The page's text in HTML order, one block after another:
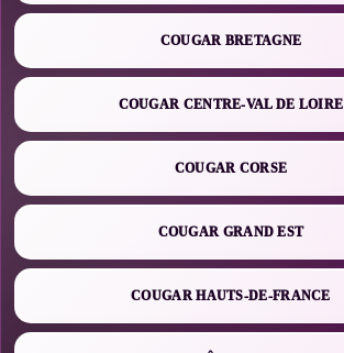
COUGAR BRETAGNE
COUGAR CENTRE-VAL DE LOIRE
COUGAR CORSE
COUGAR GRAND EST
COUGAR HAUTS-DE-FRANCE